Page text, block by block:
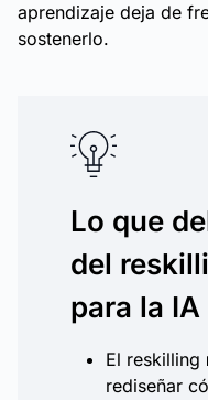
aprendizaje deja de
sostenerlo.
Lo que
del
para la IA
El reskilling
rediseñar